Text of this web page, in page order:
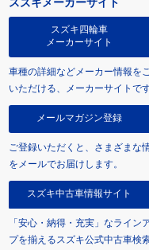
スズキ四輪車
メーカーサイト
車種の詳細などメーカー情報を
いただける、メーカーサイトです
メールマガジン登録
ご登録いただくと、さまざまな
をメールでお届けします。
スズキ中古車情報サイト
「安心・納得・充実」なライン
プを揃えるスズキ公式中古車検